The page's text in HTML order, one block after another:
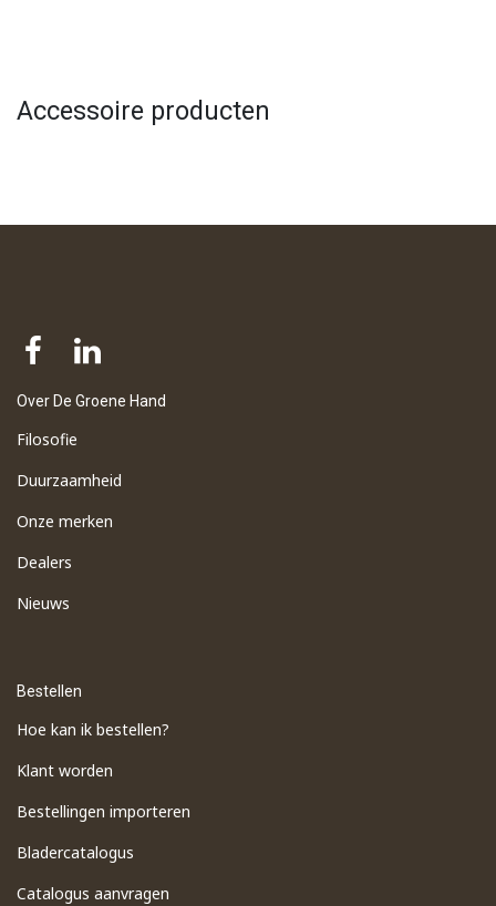
Accessoire producten
Over De Groene Hand
Filosofie
Duurzaamheid
Onze merken
Dealers
Nieuws
Bestellen
Hoe kan ik bestellen?
Klant worden
Bestellingen importeren
​Bladercatalogus
​Catalogus aanvragen